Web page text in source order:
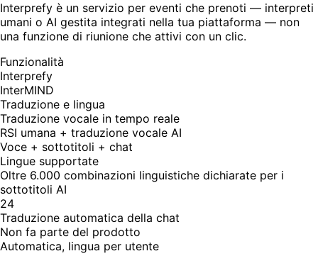
Interprefy è un servizio per eventi che prenoti — interpreti
umani o AI gestita integrati nella tua piattaforma — non
una funzione di riunione che attivi con un clic.
Funzionalità
Interprefy
InterMIND
Traduzione e lingua
Traduzione vocale in tempo reale
RSI umana + traduzione vocale AI
Voce + sottotitoli + chat
Lingue supportate
Oltre 6.000 combinazioni linguistiche dichiarate per i
sottotitoli AI
24
Traduzione automatica della chat
Non fa parte del prodotto
Automatica, lingua per utente